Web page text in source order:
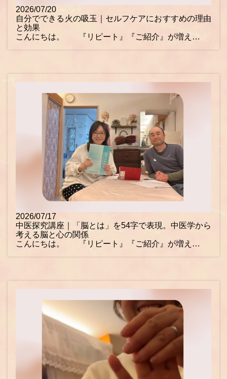
2026/07/20
自分でできる火の吸玉｜セルフケアにおすすめの理由
と効果
こんにちは。 『リピート』『ご紹介』が増え…
2026/07/17
中医探究講座｜「脳とは」を54字で表現。中医学から
考える脳と心の関係
こんにちは。 『リピート』『ご紹介』が増え…